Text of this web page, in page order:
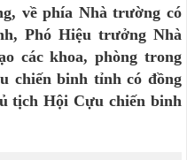
về phía Nhà trường có
Phó Hiệu trưởng Nhà
các khoa, phòng trong
chiến binh tỉnh có đồng
tịch Hội Cựu chiến binh